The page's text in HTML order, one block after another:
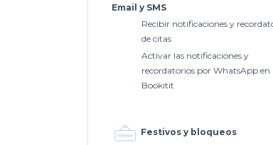
Email y SMS
Recibir notificaciones y
de citas
Activar las notificaciones y
recordatorios por WhatsApp en
Bookitit
Festivos y bloqueos